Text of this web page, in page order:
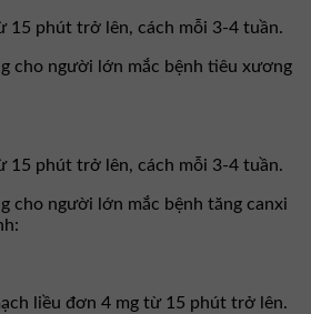
15 phút trở lên, cách mỗi 3-4 tuần.
cho người lớn mắc bệnh tiêu xương
15 phút trở lên, cách mỗi 3-4 tuần.
cho người lớn mắc bệnh tăng canxi
liều đơn 4 mg từ 15 phút trở lên.